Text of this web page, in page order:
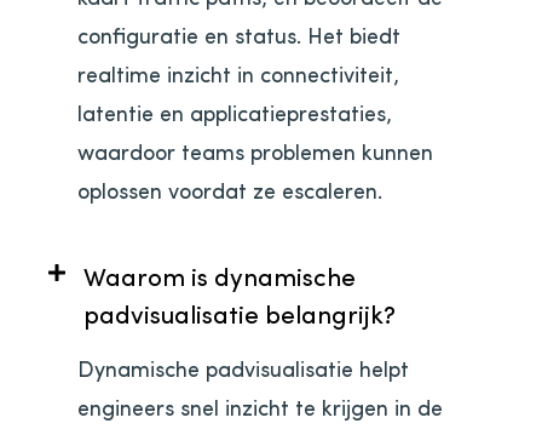
configuratie en status. Het biedt
realtime inzicht in connectiviteit,
latentie en applicatieprestaties,
waardoor teams problemen kunnen
oplossen voordat ze escaleren.
Waarom is dynamische
padvisualisatie belangrijk?
Dynamische padvisualisatie helpt
engineers snel inzicht te krijgen in de